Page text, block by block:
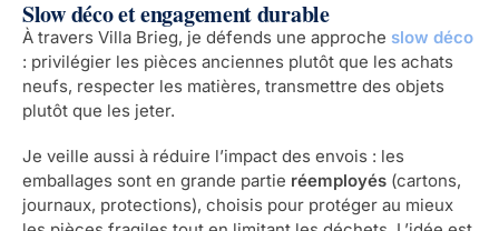
Slow déco et engagement durable
À travers Villa Brieg, je défends une approche slow déco
: privilégier les pièces anciennes plutôt que les achats
neufs, respecter les matières, transmettre des objets
plutôt que les jeter.
Je veille aussi à réduire l’impact des envois : les
emballages sont en grande partie réemployés (cartons,
journaux, protections), choisis pour protéger au mieux